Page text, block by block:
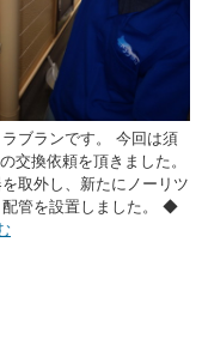
ブランです。 今回は須
交換依頼を頂きました。
取外し、新たにノーリツ
管を設置しました。 ◆